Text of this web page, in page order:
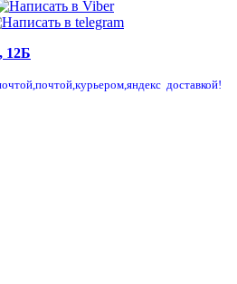
12Б
почтой,курьером,яндекс доставкой!